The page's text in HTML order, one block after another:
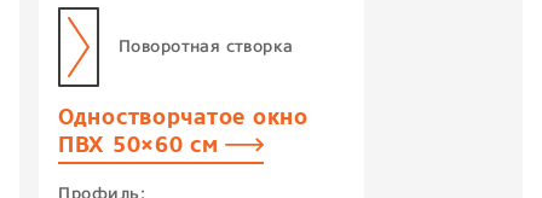
Поворотная створка
Одностворчатое окно
ПВХ 50×60 см
Профиль: